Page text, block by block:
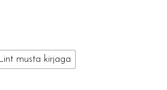
musta kirjaga